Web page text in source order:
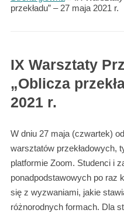
przekładu” – 27 maja 2021 r.
IX Warsztaty
„Oblicza
2021 r.
W dniu 27 maja (czwartek)
warsztatów przekładowych,
platformie Zoom. Studenci i
ponadpodstawowych po raz
się z wyzwaniami, jakie
różnorodnych formach. Dla